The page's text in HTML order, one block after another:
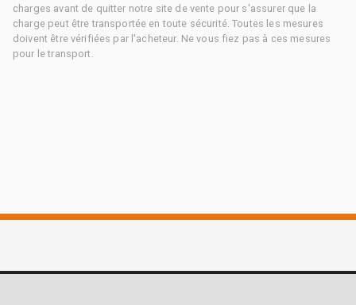
charges avant de quitter notre site de vente pour s'assurer que la
charge peut être transportée en toute sécurité. Toutes les mesures
doivent être vérifiées par l'acheteur. Ne vous fiez pas à ces mesures
pour le transport.